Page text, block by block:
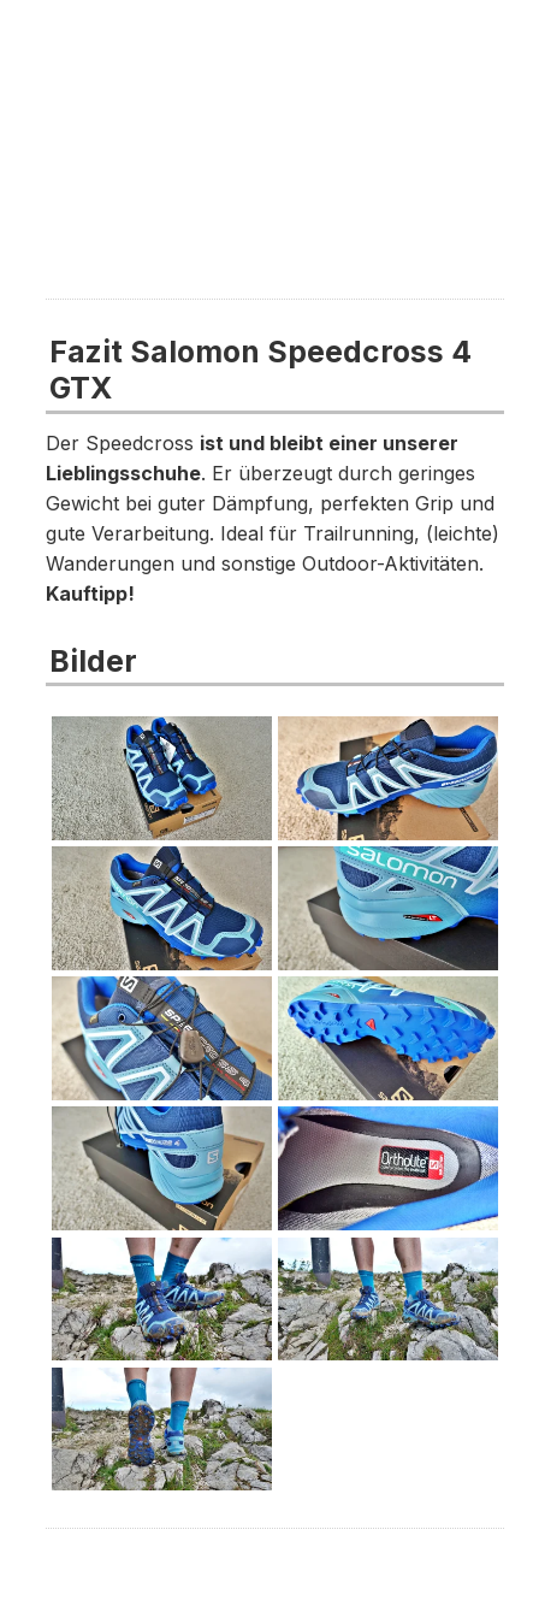
Fazit Salomon Speedcross 4
GTX
Der Speedcross ist und bleibt einer unserer
Lieblingsschuhe. Er überzeugt durch geringes
Gewicht bei guter Dämpfung, perfekten Grip und
gute Verarbeitung. Ideal für Trailrunning, (leichte)
Wanderungen und sonstige Outdoor-Aktivitäten.
Kauftipp!
Bilder